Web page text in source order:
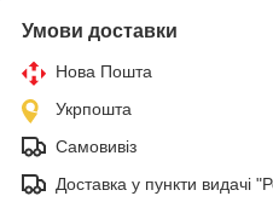
Умови доставки
Нова Пошта
Укрпошта
Самовивіз
Доставка у пункти видачі